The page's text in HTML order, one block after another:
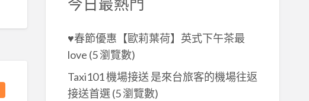
♥春節優惠【歐莉葉荷】英式下午茶最
love (5 瀏覽數)
Taxi101 機場接送 是來台旅客的機場往返
接送首選 (5 瀏覽數)